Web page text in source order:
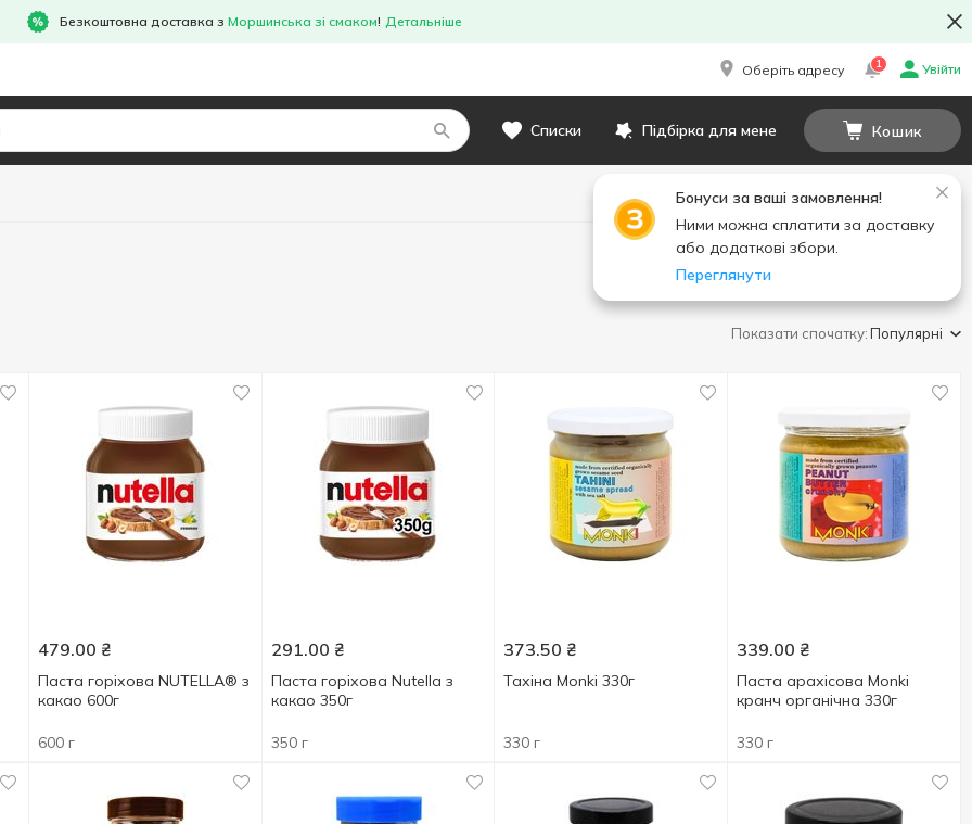
Безкоштовна доставка з Моршинська зі смаком! Детальніше
Оберіть адресу 1 Увійти
Списки Підбірка для мене Кошик
Бонуси за ваші замовлення!
Ними можна сплатити за доставку
або додаткові збори.
Переглянути
Показати спочатку:Популярні
479.00 ₴
Паста горіхова NUTELLA® з
какао 600г
600 г
291.00 ₴
Паста горіхова Nutella з
какао 350г
350 г
373.50 ₴
Тахіна Monki 330г
330 г
339.00 ₴
Паста арахісова Monki
кранч органічна 330г
330 г